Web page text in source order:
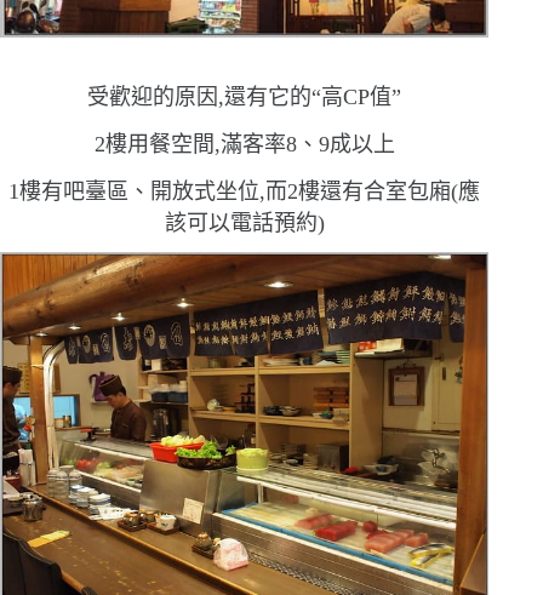
受歡迎的原因,還有它的“高CP值”
2樓用餐空間,滿客率8、 9成以上
1樓有吧臺區、開放式坐位,而2樓還有合室包廂(應
該可以電話預約)